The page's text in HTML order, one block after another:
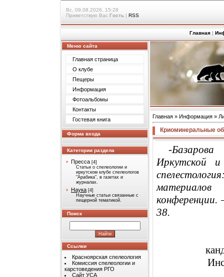
Вс, 09.08.2026, 15:28
Приветствую Вас Гость | RSS
Главная|
Меню сайта
Главная страница
О клубе
Пещеры
Информация
Фотоальбомы
Контакты
Гостевая книга
Форма входа
Категории раздела
Пресса [4]
Статьи о спелеологии и
иркутском клубе спелеологов
"Арабика", в газетах и
журналах.
Наука [4]
Научные статьи связанные с
пещерной тематикой.
Поиск
Ссылки
Красноярская спелеология
Комиссия спелеологии и
карстоведения РГО
Сайт УСА
Главная » Информация »
Криоминеральные
-
Иркутской
материалов
38.